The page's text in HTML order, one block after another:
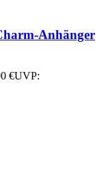
Anhänger
€UVP: